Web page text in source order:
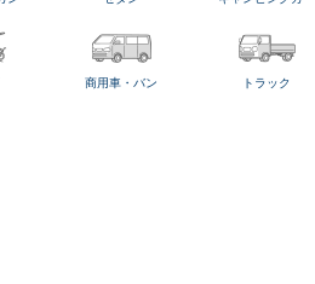
商用車・バン トラック